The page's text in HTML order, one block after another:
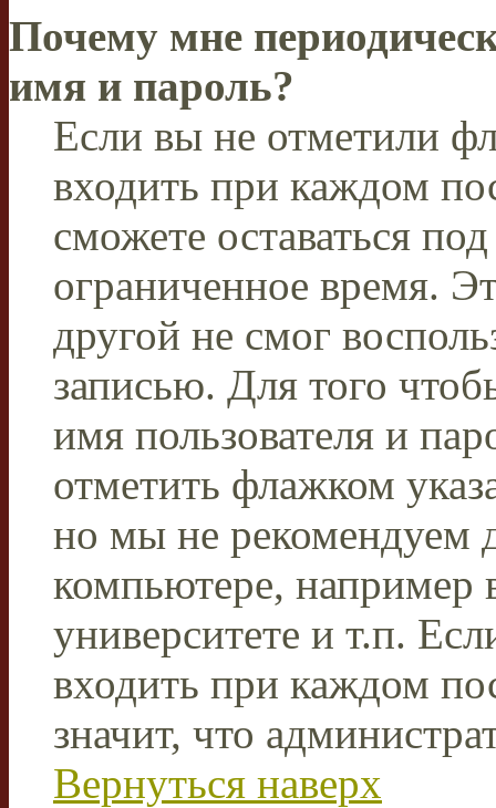
Почему мне
имя и пароль?
Если вы не отметили
входить при каждом
сможете оставаться
ограниченное время.
другой не смог
записью. Для того
имя пользователя и
отметить флажком
но мы не рекомендуем
компьютере, например
университете и т.п.
входить при каждом
значит, что
Вернуться наверх